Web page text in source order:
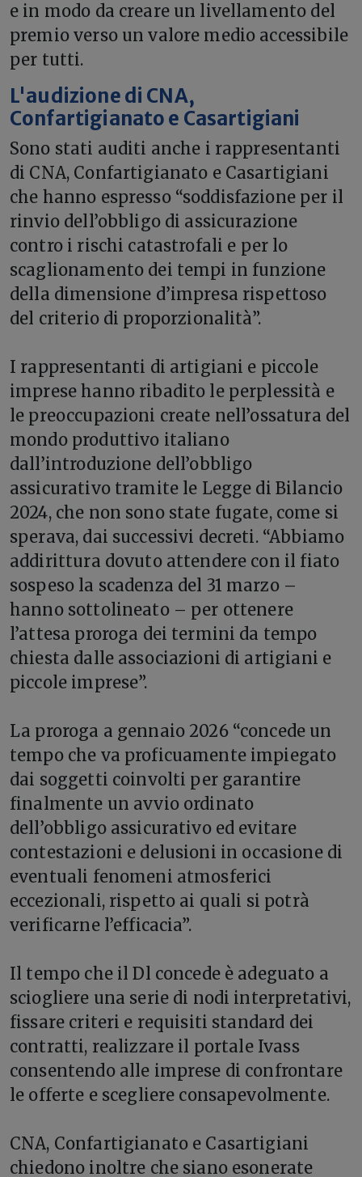
e in modo da creare un livellamento del
premio verso un valore medio accessibile
per tutti.
L'audizione di CNA,
Confartigianato e Casartigiani
Sono stati auditi anche i rappresentanti
di CNA, Confartigianato e Casartigiani
che hanno espresso “soddisfazione per il
rinvio dell’obbligo di assicurazione
contro i rischi catastrofali e per lo
scaglionamento dei tempi in funzione
della dimensione d’impresa rispettoso
del criterio di proporzionalità”.
I rappresentanti di artigiani e piccole
imprese hanno ribadito le perplessità e
le preoccupazioni create nell’ossatura del
mondo produttivo italiano
dall’introduzione dell’obbligo
assicurativo tramite le Legge di Bilancio
2024, che non sono state fugate, come si
sperava, dai successivi decreti. “Abbiamo
addirittura dovuto attendere con il fiato
sospeso la scadenza del 31 marzo –
hanno sottolineato – per ottenere
l’attesa proroga dei termini da tempo
chiesta dalle associazioni di artigiani e
piccole imprese”.
La proroga a gennaio 2026 “concede un
tempo che va proficuamente impiegato
dai soggetti coinvolti per garantire
finalmente un avvio ordinato
dell’obbligo assicurativo ed evitare
contestazioni e delusioni in occasione di
eventuali fenomeni atmosferici
eccezionali, rispetto ai quali si potrà
verificarne l’efficacia”.
Il tempo che il Dl concede è adeguato a
sciogliere una serie di nodi interpretativi,
fissare criteri e requisiti standard dei
contratti, realizzare il portale Ivass
consentendo alle imprese di confrontare
le offerte e scegliere consapevolmente.
CNA, Confartigianato e Casartigiani
chiedono inoltre che siano esonerate